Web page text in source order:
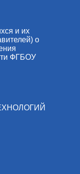
и их
о
ФГБОУ